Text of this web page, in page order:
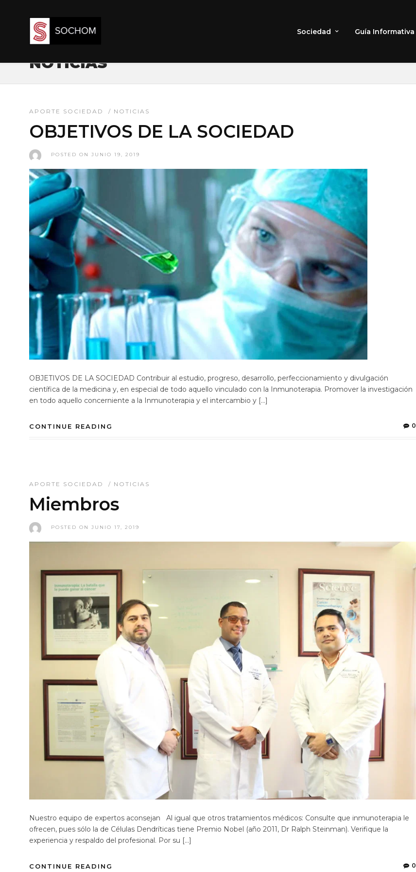
Sociedad Guía Informativa
NOTICIAS
APORTE SOCIEDAD / NOTICIAS
OBJETIVOS DE LA SOCIEDAD
POSTED ON JUNIO 19, 2019
OBJETIVOS DE LA SOCIEDAD Contribuir al estudio, progreso, desarrollo, perfeccionamiento y divulgación
científica de la medicina y, en especial de todo aquello vinculado con la Inmunoterapia. Promover la investigación
en todo aquello concerniente a la Inmunoterapia y el intercambio y […]
CONTINUE READING 0
APORTE SOCIEDAD / NOTICIAS
Miembros
POSTED ON JUNIO 17, 2019
Nuestro equipo de expertos aconsejan Al igual que otros tratamientos médicos: Consulte que inmunoterapia le
ofrecen, pues sólo la de Células Dendríticas tiene Premio Nobel (año 2011, Dr Ralph Steinman). Verifique la
experiencia y respaldo del profesional. Por su […]
CONTINUE READING 0